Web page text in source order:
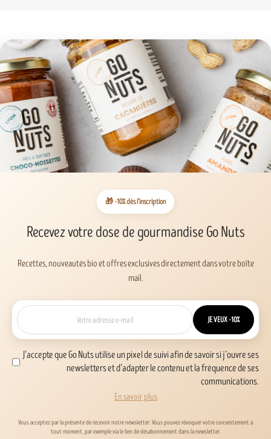
🎁 -10% dès l’inscription
Recevez votre dose de gourmandise Go Nuts
Recettes, nouveautés bio et offres exclusives directement dans votre boîte
mail.
JE VEUX -10%
J’accepte que Go Nuts utilise un pixel de suivi afin de savoir si j’ouvre ses
newsletters et d’adapter le contenu et la fréquence de ses
communications.
En savoir plus
Vous acceptez par la présente de recevoir notre newsletter. Vous pouvez révoquer votre consentement à
tout moment, par exemple via le lien de désabonnement dans la newsletter.